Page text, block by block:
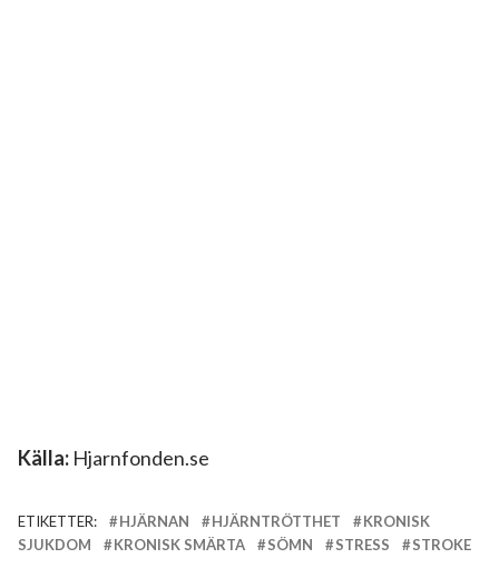
Källa: Hjarnfonden.se
ETIKETTER: HJÄRNAN HJÄRNTRÖTTHET
KRONISK
SJUKDOM
KRONISK SMÄRTA SÖMN STRESS STROKE